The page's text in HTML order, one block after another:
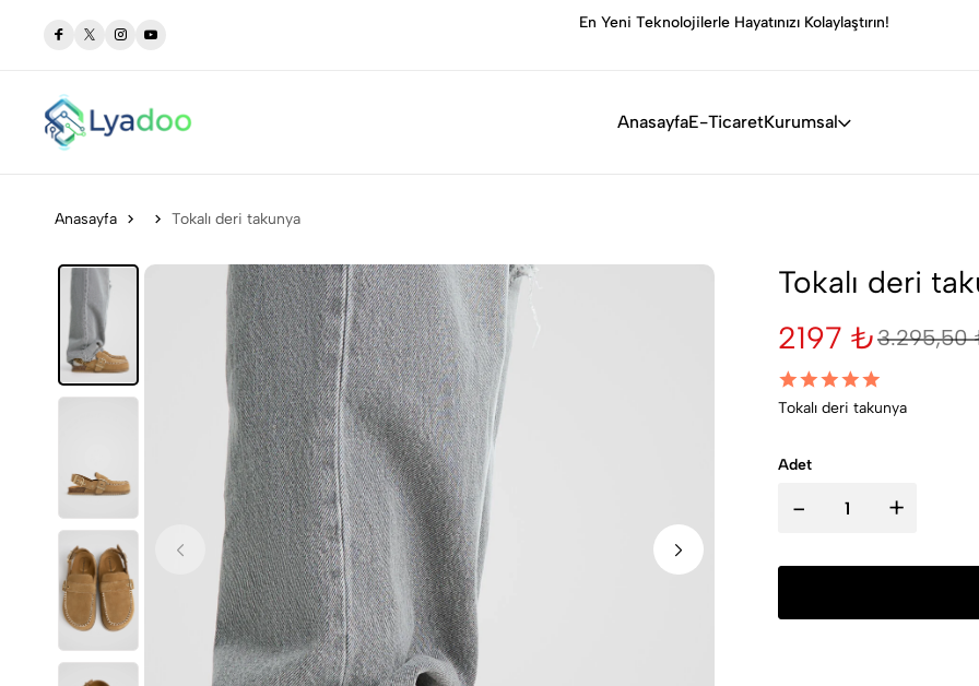
En Yeni Teknolojilerle Hayatınızı Kolaylaştırın!
AnasayfaE-TicaretKurumsal
Anasayfa Tokalı deri takunya
Tokalı deri
2197 ₺3.295,50
Tokalı deri takunya
Adet
- +